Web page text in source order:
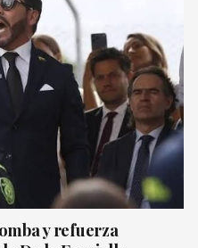
y refuerza